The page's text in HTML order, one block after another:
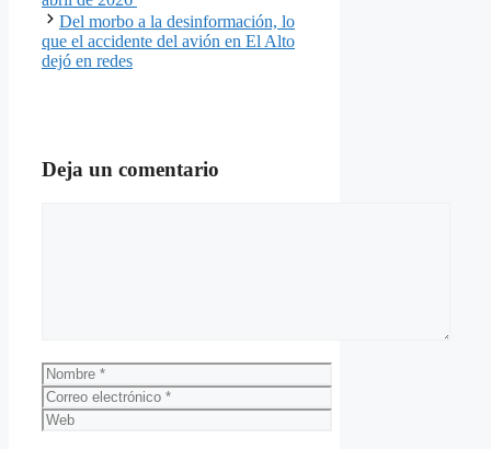
Del morbo a la desinformación, lo
que el accidente del avión en El Alto
dejó en redes
Deja un comentario
Nombre
Correo
electrónico
Web